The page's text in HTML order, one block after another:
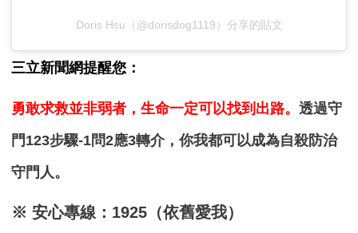
Doris Hsu（@dorisdog1119）分享的貼文
三立新聞網提醒您：
勇敢求救並非弱者，生命一定可以找到出路。透過守
門123步驟-1問2應3轉介，你我都可以成為自殺防治
守門人。
※ 安心專線：1925（依舊愛我）